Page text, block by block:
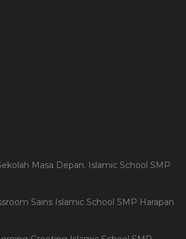
Masa Depan. Islamic School SMP
Sains Islamic School SMP Harapan